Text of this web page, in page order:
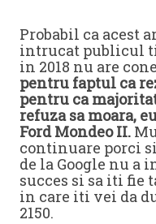
Probabil ca acest
intrucat publicul
in 2018 nu are
pentru faptul ca
pentru ca
refuza sa moara,
Ford Mondeo II.
continuare porci
de la Google nu a
succes si sa iti fie
in care iti vei da
2150.